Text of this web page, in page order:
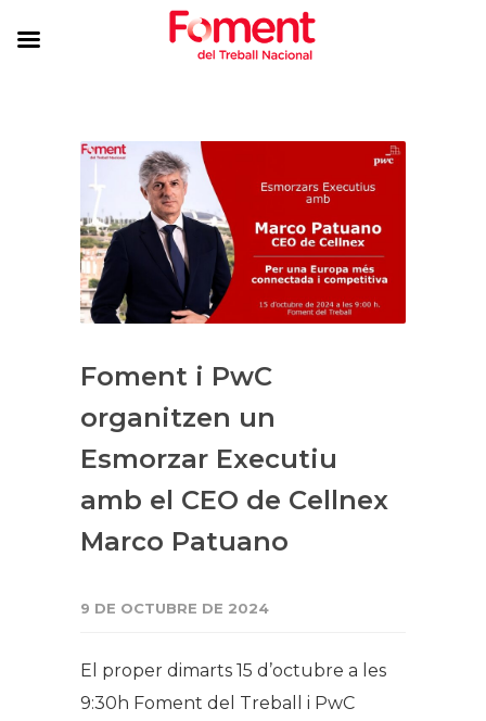
Foment i PwC
organitzen un
Esmorzar Executiu
amb el CEO de Cellnex
Marco Patuano
9 DE OCTUBRE DE 2024
El proper dimarts 15 d’octubre a les
9:30h Foment del Treball i PwC